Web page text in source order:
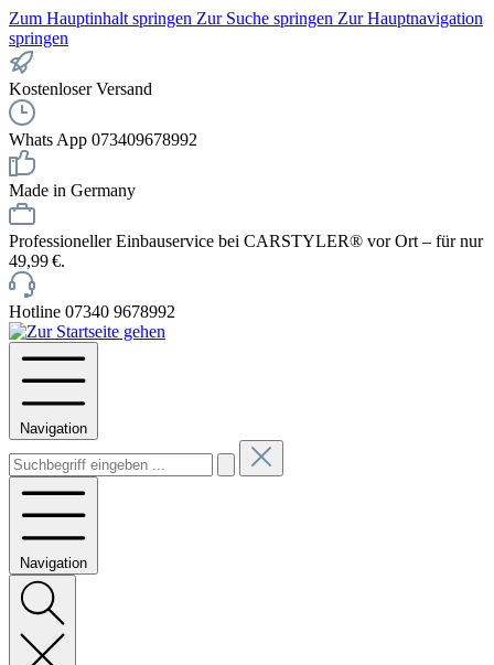
Zum Hauptinhalt springen Zur Suche springen Zur Hauptnavigation
springen
Kostenloser Versand
Whats App 073409678992
Made in Germany
Professioneller Einbauservice bei CARSTYLER® vor Ort – für nur
49,99 €.
Hotline 07340 9678992
Navigation
Navigation